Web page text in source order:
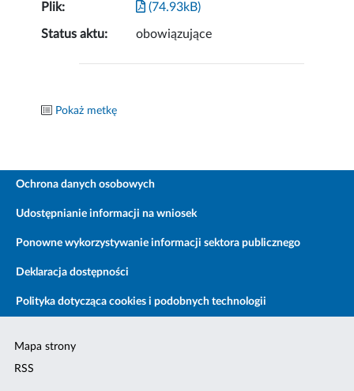
Plik: (74.93kB)
Status aktu: obowiązujące
Pokaż metkę
Ochrona danych osobowych
Udostępnianie informacji na wniosek
Ponowne wykorzystywanie informacji sektora publicznego
Deklaracja dostępności
Polityka dotycząca cookies i podobnych technologii
Mapa strony
RSS